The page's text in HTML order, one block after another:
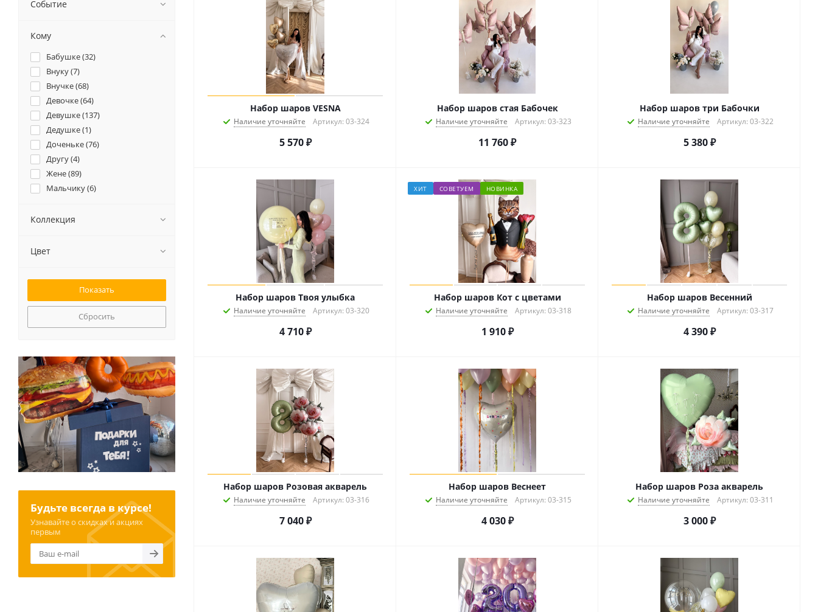
Набор шаров VESNA
Наличие уточняйте Артикул: 03-324
5 570₽
Набор шаров стая Бабочек
Наличие уточняйте Артикул: 03-323
11 760₽
Набор шаров три Бабочки
Наличие уточняйте Артикул: 03-322
5 380₽
Набор шаров Твоя улыбка
Наличие уточняйте Артикул: 03-320
4 710₽
ХИТ СОВЕТУЕМ НОВИНКА
Набор шаров Кот с цветами
Наличие уточняйте Артикул: 03-318
1 910₽
Набор шаров Весенний
Наличие уточняйте Артикул: 03-317
4 390₽
Набор шаров Розовая акварель
Наличие уточняйте Артикул: 03-316
7 040₽
Набор шаров Веснеет
Наличие уточняйте Артикул: 03-315
4 030₽
Набор шаров Роза акварель
Наличие уточняйте Артикул: 03-311
3 000₽
Событие
Кому
Бабушке (32)
Внуку (7)
Внучке (68)
Девочке (64)
Девушке (137)
Дедушке (1)
Доченьке (76)
Другу (4)
Жене (89)
Мальчику (6)
Мужу (2
Коллекция
Цвет
Сбросить
Будьте всегда в курсе!
Узнавайте о скидках и акциях
первым